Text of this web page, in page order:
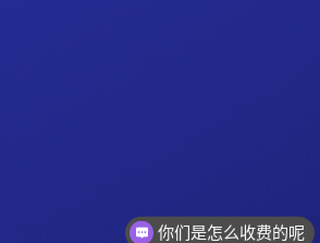
你们是怎么收费的呢